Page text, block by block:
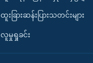
ထူးခြားဆန်းပြားသတင်းများ
လူမှုရှုခင်း